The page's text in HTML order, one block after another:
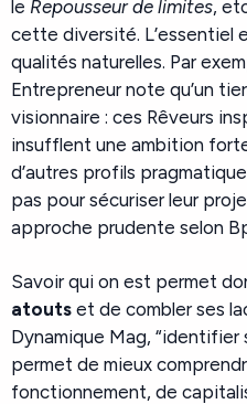
le Repousseur de limites,
cette diversité. L’essentiel
qualités naturelles. Par
Entrepreneur note qu’un
visionnaire : ces Rêveurs
insufflent une ambition
d’autres profils
pas pour sécuriser leur
approche prudente selon
Savoir qui on est permet
atouts et de combler ses
Dynamique Mag,
permet de mieux
fonctionnement, de